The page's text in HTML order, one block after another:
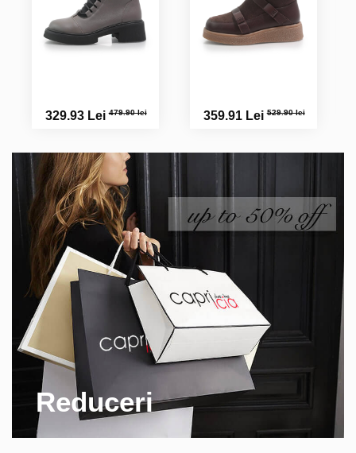
Simona M.
329.93 Lei479.90 lei 359.91 Lei529.90 lei
Reduceri